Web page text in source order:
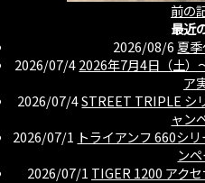
前の
最近
2026/08/6 夏
2026/07/42026年7月4日（土）
ア
2026/07/4STREET TRIPLE シ
ャン
2026/07/1 トライアンフ 660シ
ン
2026/07/1 TIGER 1200 アク